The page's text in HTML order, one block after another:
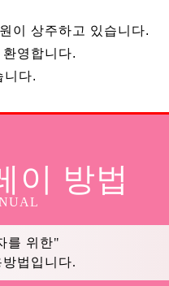
이 상주하고 있습니다.
영합니다.
니다.
이 방법
를 위한"
법입니다.